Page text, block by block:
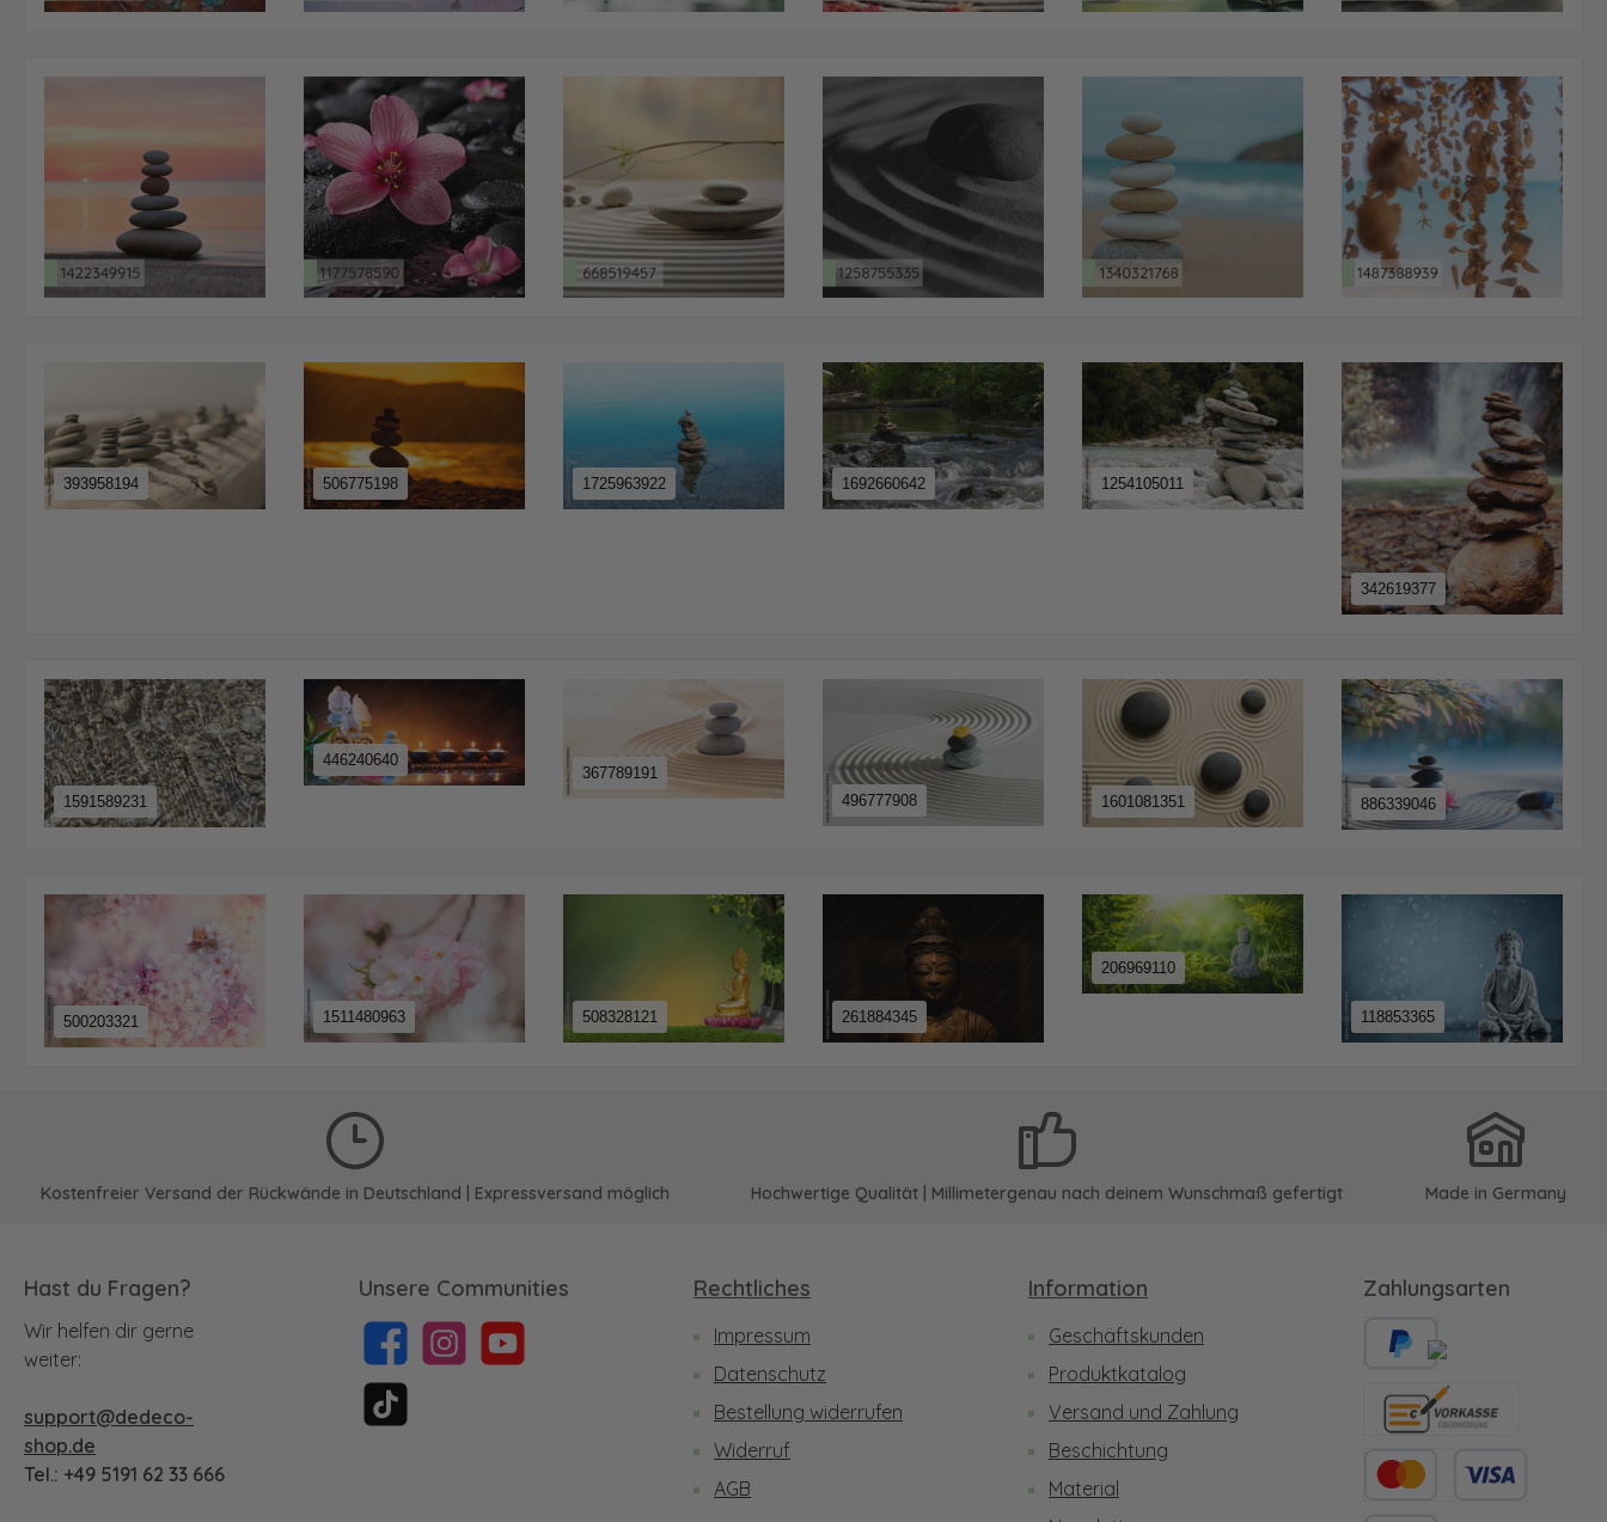
393958194 506775198 1725963922 1692660642 1254105011
342619377
1591589231
446240640
367789191
496777908
1601081351 886339046
500203321 1511480963 508328121 261884345
206969110
118853365
Kostenfreier Versand der Rückwände in Deutschland | Expressversand möglich Hochwertige Qualität | Millimetergenau nach deinem Wunschmaß gefertigt Made in Germany
Rechtliches
Impressum
Datenschutz
Bestellung widerrufen
Widerruf
AGB
Information
Geschäftskunden
Produktkatalog
Versand und Zahlung
Beschichtung
Material
Zahlungsarten
Hast du Fragen?
Wir helfen dir gerne
weiter:
support@dedeco-
shop.de
Tel.: +49 5191 62 33 666
Unsere Communities
FacebookInstagramYouTube
TikTok